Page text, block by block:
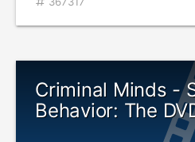
Criminal Minds -
Behavior: The